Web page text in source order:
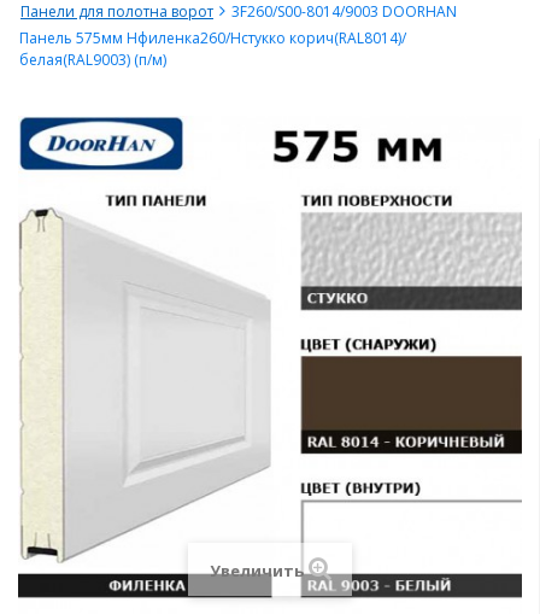
Панели для полотна ворот
3F260/S00-8014/9003 DOORHAN
Панель 575мм Нфиленка260/Нстукко корич(RAL8014)/
белая(RAL9003) (п/м)
Увеличить